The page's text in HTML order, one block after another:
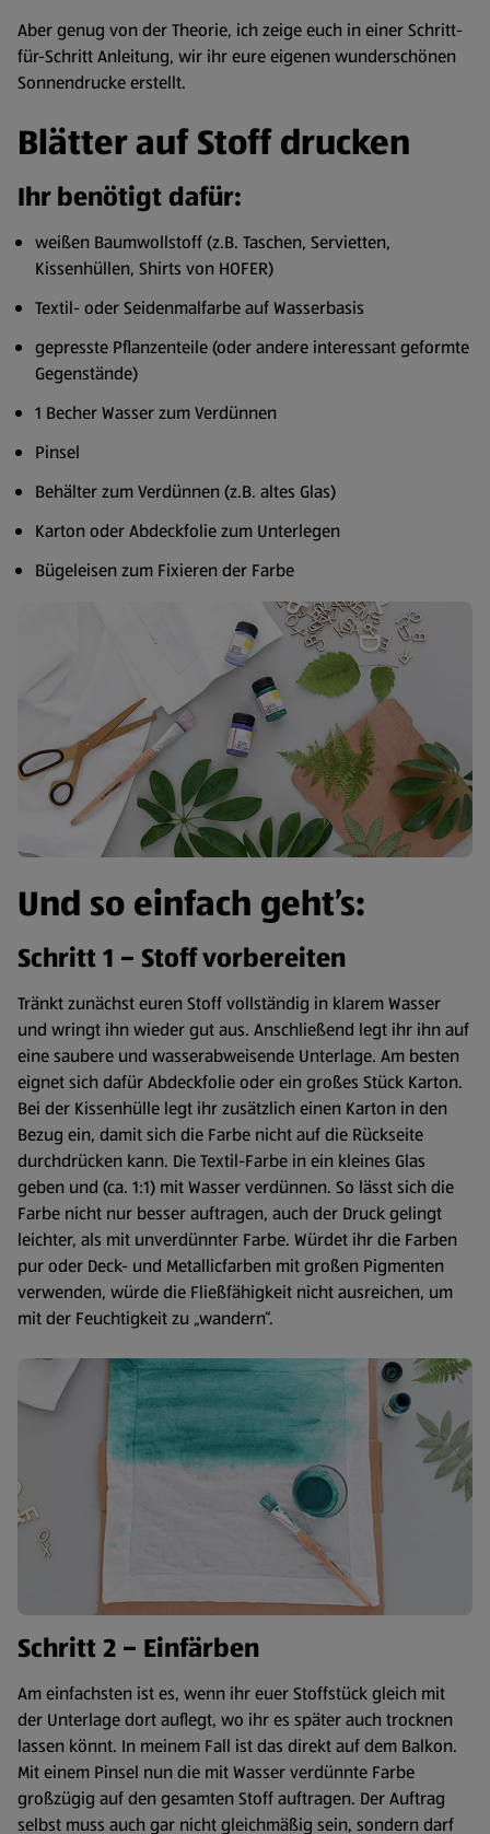
Aber genug von der Theorie, ich zeige euch in einer Schritt-
für-Schritt Anleitung, wir ihr eure eigenen wunderschönen
Sonnendrucke erstellt.
Blätter auf Stoff drucken
Ihr benötigt dafür:
weißen Baumwollstoff (z.B. Taschen, Servietten,
Kissenhüllen, Shirts von HOFER)
Textil- oder Seidenmalfarbe auf Wasserbasis
gepresste Pflanzenteile (oder andere interessant geformte
Gegenstände)
1 Becher Wasser zum Verdünnen
Pinsel
Behälter zum Verdünnen (z.B. altes Glas)
Karton oder Abdeckfolie zum Unterlegen
Bügeleisen zum Fixieren der Farbe
Und so einfach geht’s:
Schritt 1 – Stoff vorbereiten
Tränkt zunächst euren Stoff vollständig in klarem Wasser
und wringt ihn wieder gut aus. Anschließend legt ihr ihn auf
eine saubere und wasserabweisende Unterlage. Am besten
eignet sich dafür Abdeckfolie oder ein großes Stück Karton.
Bei der Kissenhülle legt ihr zusätzlich einen Karton in den
Bezug ein, damit sich die Farbe nicht auf die Rückseite
durchdrücken kann. Die Textil-Farbe in ein kleines Glas
geben und (ca. 1:1) mit Wasser verdünnen. So lässt sich die
Farbe nicht nur besser auftragen, auch der Druck gelingt
leichter, als mit unverdünnter Farbe. Würdet ihr die Farben
pur oder Deck- und Metallicfarben mit großen Pigmenten
verwenden, würde die Fließfähigkeit nicht ausreichen, um
mit der Feuchtigkeit zu „wandern“.
Schritt 2 – Einfärben
Am einfachsten ist es, wenn ihr euer Stoffstück gleich mit
der Unterlage dort auflegt, wo ihr es später auch trocknen
lassen könnt. In meinem Fall ist das direkt auf dem Balkon.
Mit einem Pinsel nun die mit Wasser verdünnte Farbe
großzügig auf den gesamten Stoff auftragen. Der Auftrag
selbst muss auch gar nicht gleichmäßig sein, sondern darf